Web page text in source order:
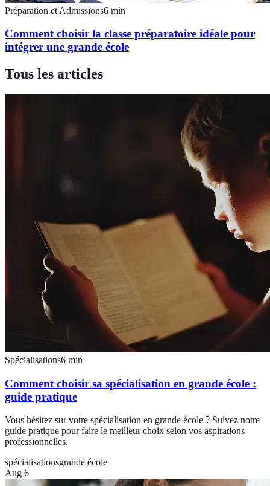
Préparation et Admissions6 min
Comment choisir la classe préparatoire idéale pour
intégrer une grande école
Tous les articles
Spécialisations6 min
Comment choisir sa spécialisation en grande école :
guide pratique
Vous hésitez sur votre spécialisation en grande école ? Suivez notre
guide pratique pour faire le meilleur choix selon vos aspirations
professionnelles.
spécialisationsgrande école
Aug 6